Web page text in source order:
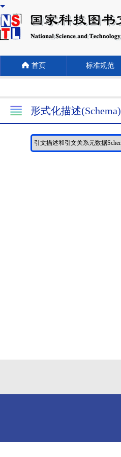
首页 标准规范
形式化描述(Schema)